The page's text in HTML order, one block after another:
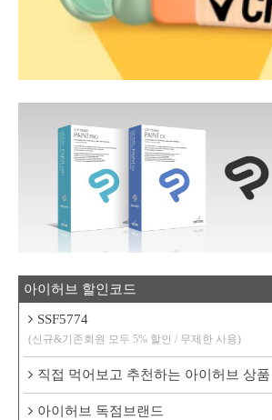
아이허브 할인코드
SSF5774
(신규&기존회원 모두 5% 할인 / 무제한 사용)
직접 먹어보고 추천하는 아이허브 상
아이허브 독점브랜드